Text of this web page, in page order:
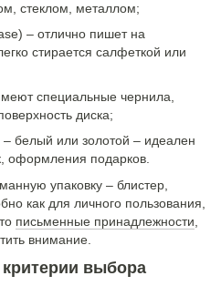
стеклом, металлом;
– отлично пишет на
стирается салфеткой или
специальные чернила,
диска;
белый или золотой – идеален
оформления подарков.
упаковку – блистер,
как для личного пользования,
письменные принадлежности
внимание.
выбора